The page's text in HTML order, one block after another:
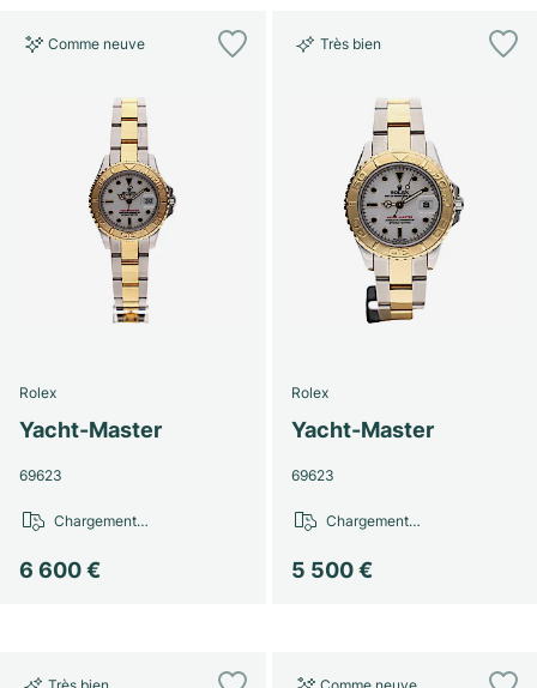
Comme neuve
Rolex
Yacht-Master
69623
6 600 €
Chargement…
Très bien
Rolex
Yacht-Master
69623
5 500 €
Chargement…